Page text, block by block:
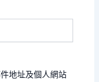
地址及個人網站